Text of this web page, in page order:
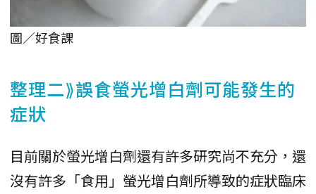
圖／好食課
整理二⟫誤食螢光增白劑可能發生的
症狀
目前關於螢光增白劑還有許多研究尚不充分，還
沒有許多「食用」螢光增白劑所導致的症狀臨床